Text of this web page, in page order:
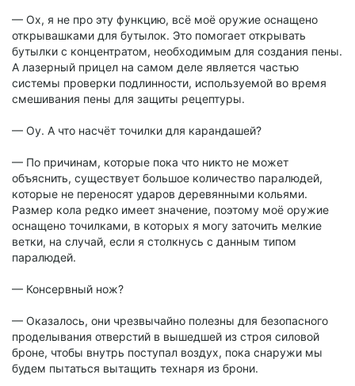
— Ох, я не про эту функцию, всё моё оружие оснащено
открывашками для бутылок. Это помогает открывать
бутылки с концентратом, необходимым для создания пены.
А лазерный прицел на самом деле является частью
системы проверки подлинности, используемой во время
смешивания пены для защиты рецептуры.
— Оу. А что насчёт точилки для карандашей?
— По причинам, которые пока что никто не может
объяснить, существует большое количество паралюдей,
которые не переносят ударов деревянными кольями.
Размер кола редко имеет значение, поэтому моё оружие
оснащено точилками, в которых я могу заточить мелкие
ветки, на случай, если я столкнусь с данным типом
паралюдей.
— Консервный нож?
— Оказалось, они чрезвычайно полезны для безопасного
проделывания отверстий в вышедшей из строя силовой
броне, чтобы внутрь поступал воздух, пока снаружи мы
будем пытаться вытащить технаря из брони.